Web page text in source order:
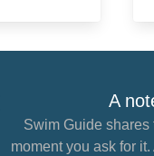
A
Swim Guide
moment you ask for